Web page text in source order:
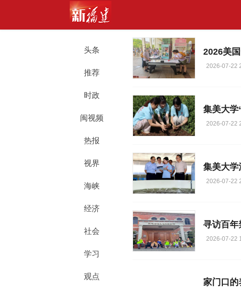
头条
推荐
时政
闽视频
热报
视界
海峡
经济
社会
学习
观点
2026美
2026-07-22
2026-07-22
集美大学
2026-07-22
寻访百年
2026-07-22
家门口的